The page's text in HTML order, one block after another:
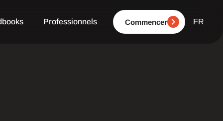
Professionnels Commencer FR
NL